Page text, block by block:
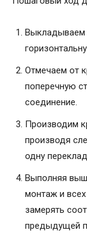
Выкладываем
Отмечаем от
поперечную
соединение.
Производим
производя
одну
Выполняя
монтаж и
замерять
предыдущей